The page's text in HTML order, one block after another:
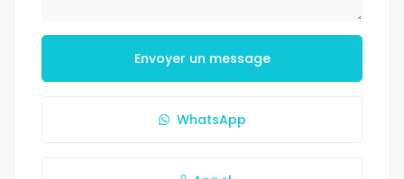
Envoyer un message
WhatsApp